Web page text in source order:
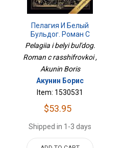
Пелагия И Белый
Бульдог. Роман С
Расшифровкой
Pelagiia i belyi bul'dog.
Roman c rasshifrovkoi ,
Akunin Boris
Акунин Борис
Item: 1530531
$53.95
Shipped in 1-3 days